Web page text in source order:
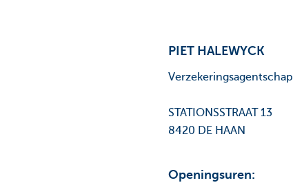
PIET HALEWYCK
Verzekeringsagentschap
STATIONSSTRAAT 13
8420 DE HAAN
Openingsuren: